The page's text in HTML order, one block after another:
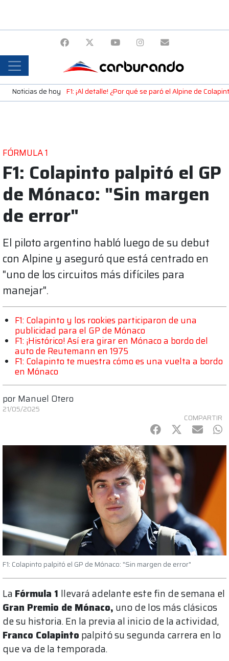
Noticias de hoy F1: ¡Al detalle! ¿Por qué se paró el Alpine de
FÓRMULA 1
F1: Colapinto palpitó el GP
de Mónaco: "Sin margen
de error"
El piloto argentino habló luego de su debut
con Alpine y aseguró que está centrado en
"uno de los circuitos más difíciles para
manejar".
F1: Colapinto y los rookies participaron de una
publicidad para el GP de Mónaco
F1: ¡Histórico! Así era girar en Mónaco a bordo del
auto de Reutemann en 1975
F1: Colapinto te muestra cómo es una vuelta a bordo
en Mónaco
por Manuel Otero
21/05/2025
COMPARTIR
Facebook
Twitter
mail
F1: Colapinto palpitó el GP de Mónaco: "Sin margen de error"
La Fórmula 1 llevará adelante este fin de semana el
Gran Premio de Mónaco, uno de los más clásicos
de su historia. En la previa al inicio de la actividad,
Franco Colapinto palpitó su segunda carrera en lo
que va de la temporada.